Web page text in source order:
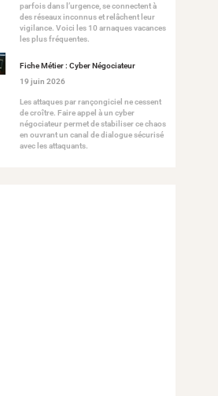
parfois dans l’urgence, se connectent à
des réseaux inconnus et relâchent leur
vigilance. Voici les 10 arnaques vacances
les plus fréquentes.
Fiche Métier : Cyber Négociateur
19 juin 2026
Les attaques par rançongiciel ne cessent
de croître. Faire appel à un cyber
négociateur permet de stabiliser ce chaos
en ouvrant un canal de dialogue sécurisé
avec les attaquants.